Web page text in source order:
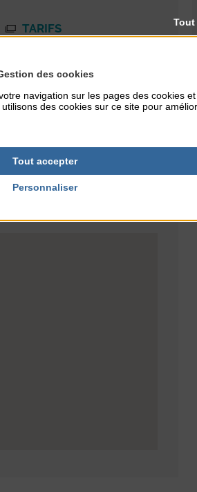
TARIFS
des cookies
navigation sur les pages des cookies
des cookies sur ce site pour
Tout accepter
Tout
Personnaliser